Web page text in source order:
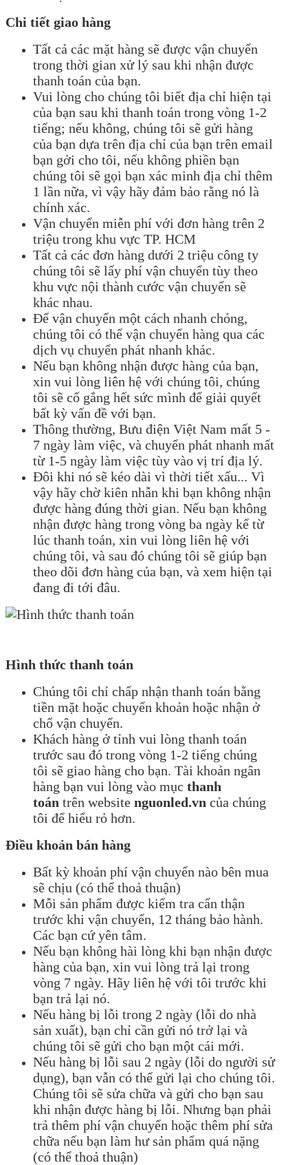
Chi tiết giao hàng
Tất cả các mặt hàng sẽ được vận chuyển
trong thời gian xử lý sau khi nhận được
thanh toán của bạn.
Vui lòng cho chúng tôi biết địa chỉ hiện tại
của bạn sau khi thanh toán trong vòng 1-2
tiếng; nếu không, chúng tôi sẽ gửi hàng
của bạn dựa trên địa chỉ của bạn trên email
bạn gởi cho tôi, nếu không phiền bạn
chúng tôi sẽ gọi bạn xác minh địa chỉ thêm
1 lần nữa, vì vậy hãy đảm bảo rằng nó là
chính xác.
Vận chuyển miễn phí với đơn hàng trên 2
triệu trong khu vực TP. HCM
Tất cả các đơn hàng dưới 2 triệu công ty
chúng tôi sẽ lấy phí vận chuyển tùy theo
khu vực nội thành cước vận chuyển sẽ
khác nhau.
Để vận chuyển một cách nhanh chóng,
chúng tôi có thể vận chuyển hàng qua các
dịch vụ chuyển phát nhanh khác.
Nếu bạn không nhận được hàng của bạn,
xin vui lòng liên hệ với chúng tôi, chúng
tôi sẽ cố gắng hết sức mình để giải quyết
bất kỳ vấn đề với bạn.
Thông thường, Bưu điện Việt Nam mất 5 -
7 ngày làm việc, và chuyển phát nhanh mất
từ 1-5 ngày làm việc tùy vào vị trí địa lý.
Đôi khi nó sẽ kéo dài vì thời tiết xấu... Vì
vậy hãy chờ kiên nhẫn khi bạn không nhận
được hàng đúng thời gian. Nếu bạn không
nhận được hàng trong vòng ba ngày kể từ
lúc thanh toán, xin vui lòng liên hệ với
chúng tôi, và sau đó chúng tôi sẽ giúp bạn
theo dõi đơn hàng của bạn, và xem hiện tại
đang đi tới đâu.
Hình thức thanh toán
Chúng tôi chỉ chấp nhận thanh toán bằng
tiền mặt hoặc chuyển khoản hoặc nhận ở
chổ vận chuyển.
Khách hàng ở tỉnh vui lòng thanh toán
trước sau đó trong vòng 1-2 tiếng chúng
tôi sẽ giao hàng cho bạn. Tài khoản ngân
hàng bạn vui lòng vào mục thanh
toán trên website nguonled.vn của chúng
tôi để hiểu rỏ hơn.
Điều khoản bán hàng
Bất kỳ khoản phí vận chuyển nào bên mua
sẽ chịu (có thể thoả thuận)
Mỗi sản phẩm được kiểm tra cẩn thận
trước khi vận chuyển, 12 tháng bảo hành.
Các bạn cứ yên tâm.
Nếu bạn không hài lòng khi bạn nhận được
hàng của bạn, xin vui lòng trả lại trong
vòng 7 ngày. Hãy liên hệ với tôi trước khi
bạn trả lại nó.
Nếu hàng bị lỗi trong 2 ngày (lỗi do nhà
sản xuất), bạn chỉ cần gửi nó trở lại và
chúng tôi sẽ gửi cho bạn một cái mới.
Nếu hàng bị lỗi sau 2 ngày (lỗi do người sử
dụng), bạn vẫn có thể gửi lại cho chúng tôi.
Chúng tôi sẽ sửa chữa và gửi cho bạn sau
khi nhận được hàng bị lỗi. Nhưng bạn phải
trả thêm phí vận chuyển hoặc thêm phí sửa
chữa nếu bạn làm hư sản phẩm quá nặng
(có thể thoả thuận)